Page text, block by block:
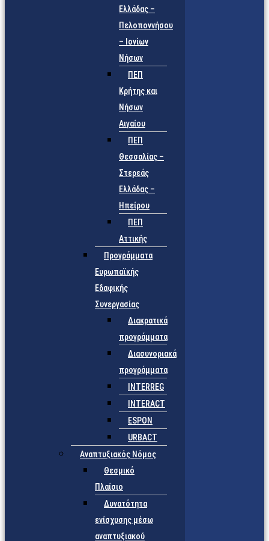
Ελλάδας –
Πελοποννήσου
– Ιονίων
Νήσων
ΠΕΠ
Κρήτης και
Νήσων
Αιγαίου
ΠΕΠ
Θεσσαλίας –
Στερεάς
Ελλάδας –
Ηπείρου
ΠΕΠ
Αττικής
Προγράμματα
Ευρωπαϊκής
Εδαφικής
Συνεργασίας
Διακρατικά
προγράμματα
Διασυνοριακά
προγράμματα
INTERREG
INTERACT
ESPON
URBACT
Αναπτυξιακός Νόμος
Θεσμικό
Πλαίσιο
Δυνατότητα
ενίσχυσης μέσω
αναπτυξιακού